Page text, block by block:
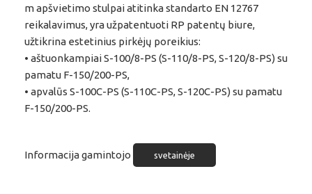
m apšvietimo stulpai atitinka standarto EN 12767
reikalavimus, yra užpatentuoti RP patentų biure,
užtikrina estetinius pirkėjų poreikius:
• aštuonkampiai S-100/8-PS (S-110/8-PS, S-120/8-PS) su
pamatu F-150/200-PS,
• apvalūs S-100C-PS (S-110C-PS, S-120C-PS) su pamatu
F-150/200-PS.
Informacija gamintojo svetainėje